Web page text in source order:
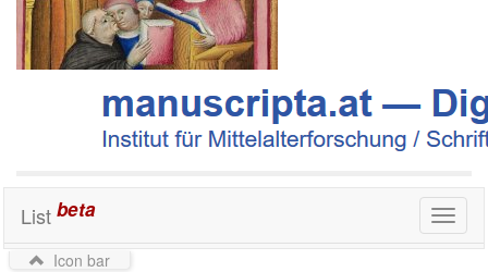
Toggle
List beta
Icon bar